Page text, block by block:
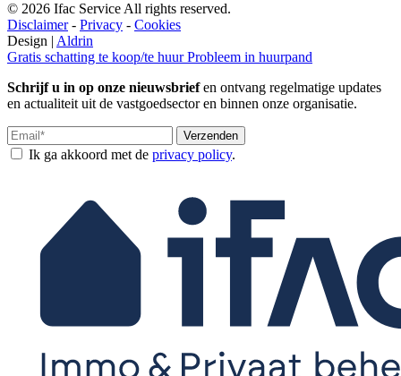
© 2026 Ifac Service All rights reserved.
Disclaimer- Privacy - Cookies
Design | Aldrin
Gratis schatting te koop/te huurProbleem in huurpand
Schrijf u in op onze nieuwsbriefen ontvang regelmatige updates
en actualiteit uit de vastgoedsector en binnen onze organisatie.
Verzenden
Ik ga akkoord met de privacy policy.